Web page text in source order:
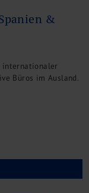
&
internationaler
Büros im Ausland.